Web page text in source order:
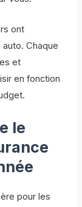
ont
auto. Chaque
et
en fonction
le
pour les